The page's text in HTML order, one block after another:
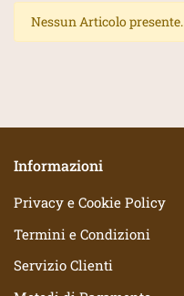
Nessun Articolo presente.
Informazioni
Privacy e Cookie Policy
Termini e Condizioni
Servizio Clienti